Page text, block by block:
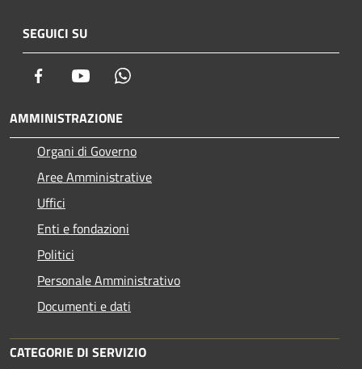
SEGUICI SU
Facebook Youtube
AMMINISTRAZIONE
Organi di Governo
Aree Amministrative
Uffici
Enti e fondazioni
Politici
Personale Amministrativo
Documenti e dati
CATEGORIE DI SERVIZIO